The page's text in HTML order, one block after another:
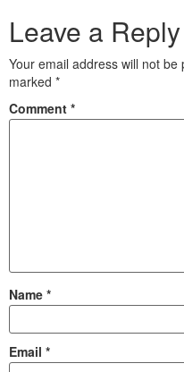
Leave a Reply
Your email address will not be
marked *
Comment *
Name *
Email *